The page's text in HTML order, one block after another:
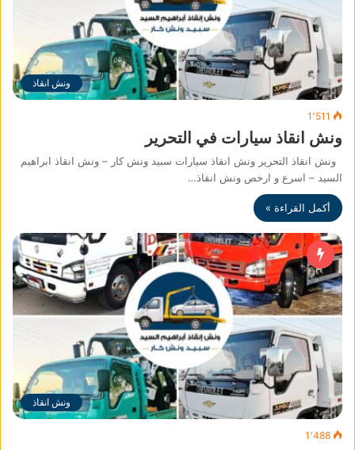
ونش انقاذ
1٬511
ونش انقاذ سيارات في التحرير
ونش انقاذ التحرير ونش انقاذ سيارات سبيد ونش كار – ونش انقاذ ابراهيم
السيد – اسرع و ارخص ونش انقاذ…
أكمل القراءة »
ونش انقاذ
1٬488